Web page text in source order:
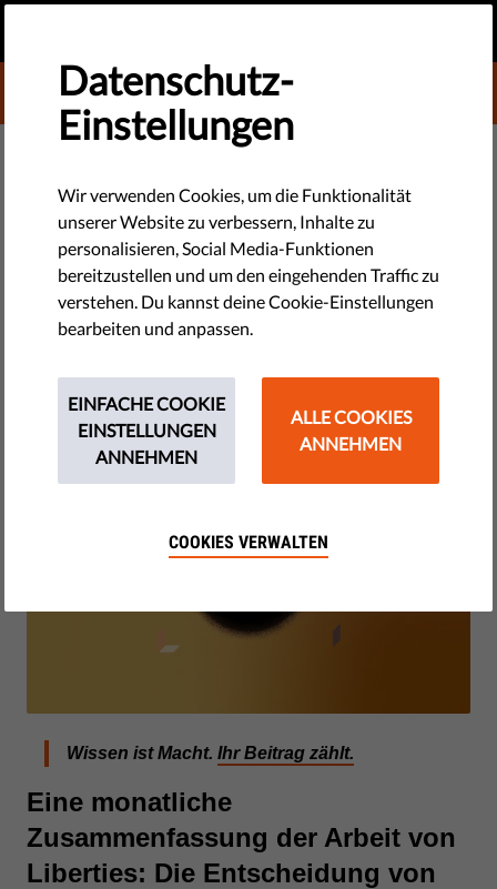
DONATE TO LIBERTIES
DEMOKRATIE & GERECHTIGKEIT
Liberties Zusammenfassung
2025/9
Rückschlag für die EU-Wahlen, Aufruf zur Stärkung der
Zivilgesellschaft und Ausblick auf 2026
by LibertiesEU
September 26, 2025
Wissen ist Macht. Ihr Beitrag zählt.
Eine monatliche
Zusammenfassung der Arbeit von
Liberties: Die Entscheidung von
Datenschutz-
Einstellungen
Wir verwenden Cookies, um die Funktionalität
unserer Website zu verbessern, Inhalte zu
personalisieren, Social Media-Funktionen
bereitzustellen und um den eingehenden Traffic zu
verstehen. Du kannst deine Cookie-Einstellungen
bearbeiten und anpassen.
EINFACHE COOKIE
EINSTELLUNGEN
ANNEHMEN
ALLE COOKIES
ANNEHMEN
COOKIES VERWALTEN